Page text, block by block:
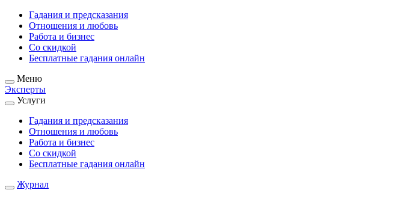
Гадания и предсказания
Отношения и любовь
Работа и бизнес
Со скидкой
Бесплатные гадания онлайн
Меню
Эксперты
Услуги
Гадания и предсказания
Отношения и любовь
Работа и бизнес
Со скидкой
Бесплатные гадания онлайн
Журнал